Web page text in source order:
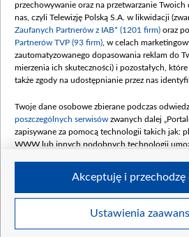
Dofinansowanie 48 862
Data podpisania umowy:
(wpłata grudzień 60,548 mln)
Dofinansowanie 900 000
Data podpisania umowy:
kwiecień 180 mln, 7 maja 180
czerwca 90 mln)
Dofinansowanie 250 000
4 sierpnia 250 mln
© 2026 Telewizja Polska S.
przechowywanie oraz na przetwarzanie
nas, czyli Telewizję Polską S.A. w likwidacji
Zaufanych Partnerów z IAB* (1201 firm) oraz
Partnerów TVP (93 firm) , w celach
zautomatyzowanego dopasowania reklam do
mierzenia ich skuteczności) i pozostałych,
także zgody na udostępnianie przez nas
Twoje dane osobowe zbierane podczas
poszczególnych serwisów zwanych dalej
zapisywane za pomocą technologii takich jak:
WWW lub innych podobnych technologii
Twoje dane osobowe zbierane podczas
Ustawienia
Akceptuję i przechodzę